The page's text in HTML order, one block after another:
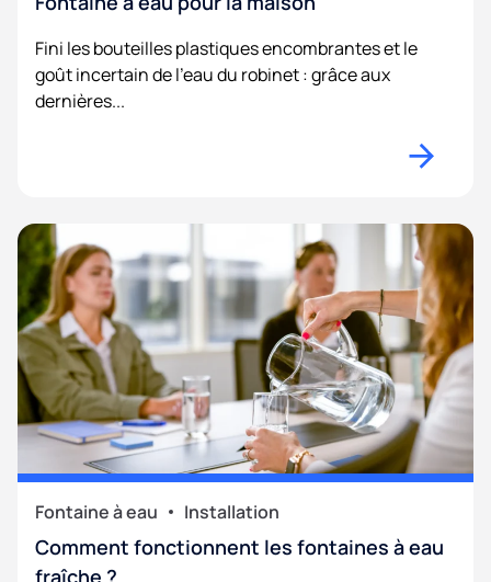
Fini les bouteilles plastiques encombrantes et le
goût incertain de l’eau du robinet : grâce aux
dernières...
Fontaine à eau Installation
Comment fonctionnent les fontaines à eau
fraîche ?